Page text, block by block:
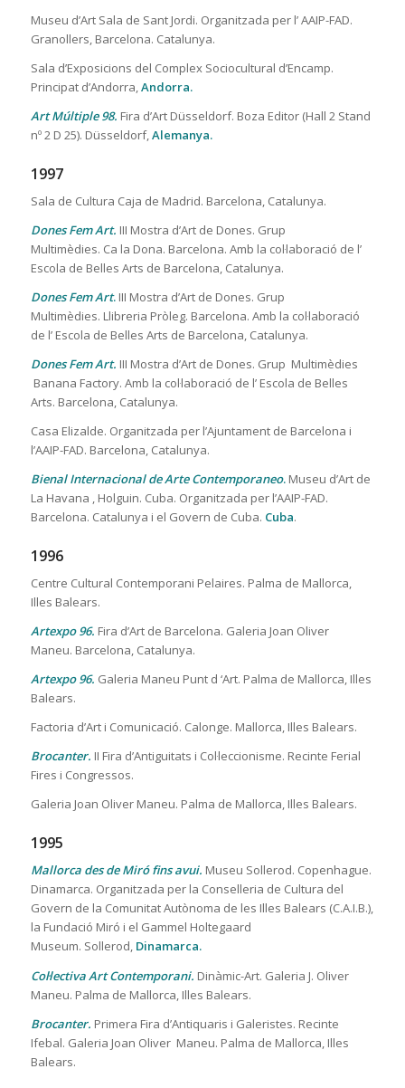
Museu d’Art Sala de Sant Jordi. Organitzada per l’ AAIP-FAD.
Granollers, Barcelona. Catalunya.
Sala d’Exposicions del Complex Sociocultural d’Encamp.
Principat d’Andorra,Andorra.
Art Múltiple 98. Fira d’Art Düsseldorf. Boza Editor (Hall 2 Stand
nº 2 D 25). Düsseldorf,Alemanya.
1997
Sala de Cultura Caja de Madrid. Barcelona, Catalunya.
Dones Fem Art. III Mostra d’Art de Dones. Grup
Multimèdies. Ca la Dona. Barcelona. Amb la col·laboració de l’
Escola de Belles Arts de Barcelona, Catalunya.
Dones Fem Art.III Mostra d’Art de Dones. Grup
Multimèdies. Llibreria Pròleg. Barcelona. Amb la col·laboració
de l’ Escola de Belles Arts de Barcelona, Catalunya.
Dones Fem Art. III Mostra d’Art de Dones. Grup Multimèdies
Banana Factory. Amb la col·laboració de l’ Escola de Belles
Arts. Barcelona, Catalunya.
Casa Elizalde. Organitzada per l’Ajuntament de Barcelona i
l’AAIP-FAD. Barcelona, Catalunya.
Bienal Internacional de Arte Contemporaneo.Museu d’Art de
La Havana , Holguin. Cuba. Organitzada per l’AAIP-FAD.
Barcelona. Catalunya i el Govern de Cuba. Cuba.
1996
Centre Cultural Contemporani Pelaires. Palma de Mallorca,
Illes Balears.
Artexpo 96. Fira d’Art de Barcelona. Galeria Joan Oliver
Maneu. Barcelona, Catalunya.
Artexpo 96. Galeria Maneu Punt d ‘Art. Palma de Mallorca, Illes
Balears.
Factoria d’Art i Comunicació. Calonge. Mallorca, Illes Balears.
Brocanter. II Fira d’Antiguitats i Col·leccionisme. Recinte Ferial
Fires i Congressos.
Galeria Joan Oliver Maneu. Palma de Mallorca, Illes Balears.
1995
Mallorca des de Miró fins avui. Museu Sollerod. Copenhague.
Dinamarca. Organitzada per la Conselleria de Cultura del
Govern de la Comunitat Autònoma de les Illes Balears (C.A.I.B.),
la Fundació Miró i el Gammel Holtegaard
Museum. Sollerod, Dinamarca.
Col·lectiva Art Contemporani. Dinàmic-Art. Galeria J. Oliver
Maneu. Palma de Mallorca, Illes Balears.
Brocanter. Primera Fira d’Antiquaris i Galeristes. Recinte
Ifebal. Galeria Joan Oliver Maneu. Palma de Mallorca, Illes
Balears.